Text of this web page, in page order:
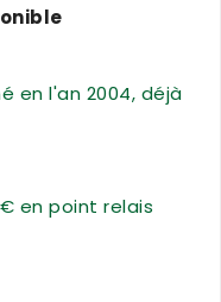
en l'an 2004, déjà
en point relais